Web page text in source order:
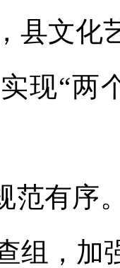
县文化
现“两
范有序
组，加